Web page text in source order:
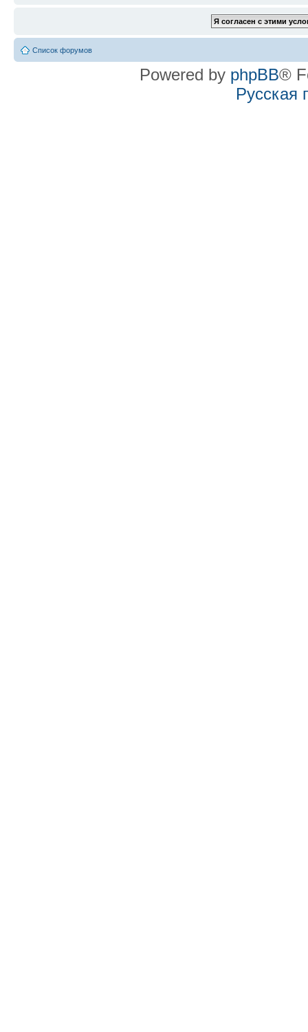
Список форумов
Powered by phpBB®
Русская